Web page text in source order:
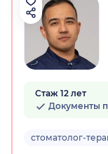
Стаж 12 лет
Документы
стоматолог-